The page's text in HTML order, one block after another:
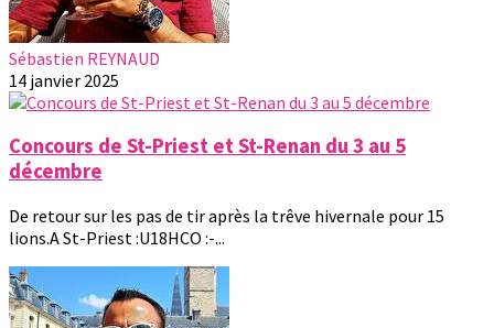
Sébastien REYNAUD
14 janvier 2025
Concours de St-Priest et St-Renan du 3 au 5
décembre
De retour sur les pas de tir après la trêve hivernale pour 15
lions.A St-Priest :U18HCO :-...